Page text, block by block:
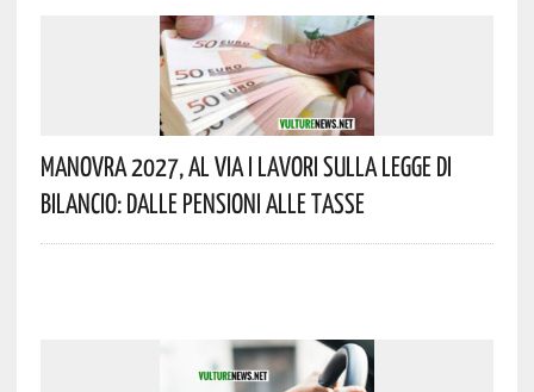
Manovra 2027, Al Via I Lavori Sulla Legge Di
Bilancio: Dalle Pensioni Alle Tasse